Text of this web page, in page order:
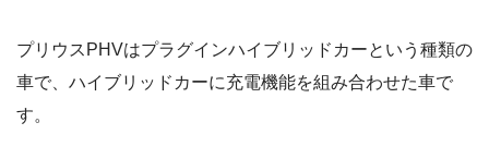
プリウスPHVはプラグインハイブリッドカーという種類の
車で、ハイブリッドカーに充電機能を組み合わせた車で
す。